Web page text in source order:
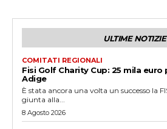
ULTIME NOTIZIE
COMITATI REGIONALI
Fisi Golf Charity Cup: 25 mila
Adige
È stata ancora una volta un successo la
giunta alla...
8 Agosto 2026